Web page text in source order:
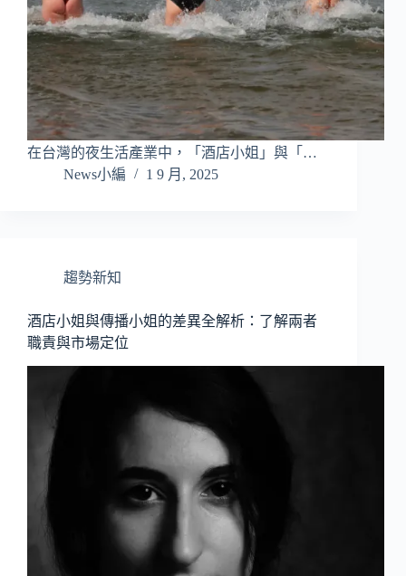
在台灣的夜生活產業中，「酒店小姐」與「…
News小編
1 9 月, 2025
趨勢新知
酒店小姐與傳播小姐的差異全解析：了解兩者
職責與市場定位